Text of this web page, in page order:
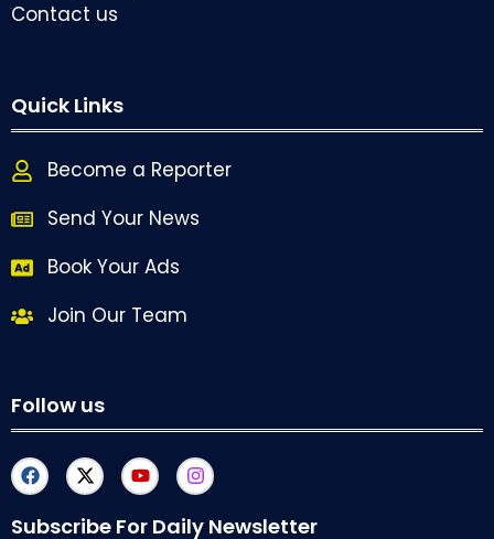
Contact us
Quick Links
Become a Reporter
Send Your News
Book Your Ads
Join Our Team
Follow us
Subscribe For Daily Newsletter